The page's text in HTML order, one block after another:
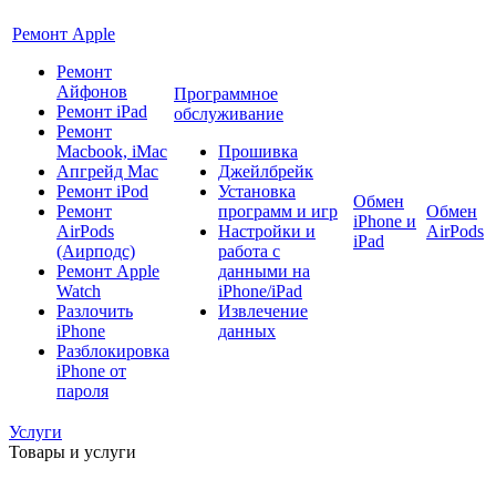
Ремонт Apple
Ремонт
Айфонов
Ремонт iPad
Ремонт
Macbook, iMac
Апгрейд Mac
Ремонт iPod
Ремонт
AirPods
(Аирподс)
Ремонт Apple
Watch
Разлочить
iPhone
Разблокировка
iPhone от
пароля
Программное
обслуживание
Прошивка
Джейлбрейк
Установка
программ и игр
Настройки и
работа с
данными на
iPhone/iPad
Извлечение
данных
Обмен
iPhone и
iPad
Обмен
AirPods
Услуги
Товары и услуги